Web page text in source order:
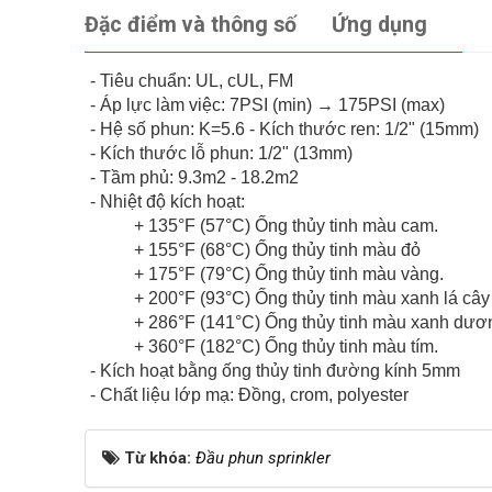
Đặc điểm và thông số Ứng dụng
- Tiêu chuẩn: UL, cUL, FM
- Áp lực làm việc: 7PSI (min) → 175PSI (max)
- Hệ số phun: K=5.6 - Kích thước ren: 1/2" (15mm)
- Kích thước lỗ phun: 1/2" (13mm)
- Tầm phủ: 9.3m2 - 18.2m2
- Nhiệt độ kích hoạt:
+ 135°F (57°C) Ống thủy tinh màu cam.
+ 155°F (68°C) Ống thủy tinh màu đỏ
+ 175°F (79°C) Ống thủy tinh màu vàng.
+ 200°F (93°C) Ống thủy tinh màu xanh lá cây
+ 286°F (141°C) Ống thủy tinh màu xanh
+ 360°F (182°C) Ống thủy tinh màu tím.
- Kích hoạt bằng ống thủy tinh đường kính 5mm
- Chất liệu lớp mạ: Đồng, crom, polyester
Từ khóa: Đầu phun sprinkler